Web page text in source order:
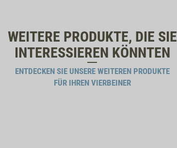
WEITERE PRODUKTE, DIE SIE
INTERESSIEREN KÖNNTEN
ENTDECKEN SIE UNSERE WEITEREN PRODUKTE
FÜR IHREN VIERBEINER